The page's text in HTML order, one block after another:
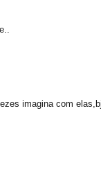
imagina com